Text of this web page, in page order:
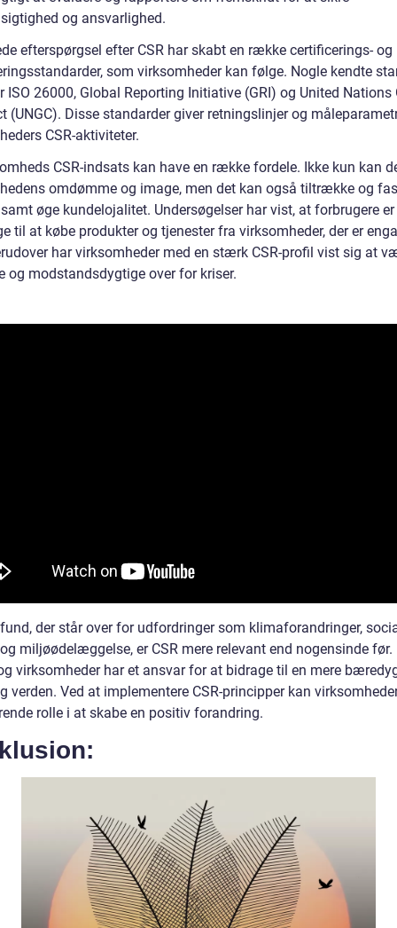
og ansvarlighed.
efterspørgsel efter CSR har skabt en række certificerings- og
som virksomheder kan følge. Nogle kendte
ISO 26000, Global Reporting Initiative (GRI) og United Nations
(UNGC). Disse standarder giver retningslinjer og
CSR-aktiviteter.
CSR-indsats kan have en række fordele. Ikke kun kan
omdømme og image, men det kan også tiltrække og
øge kundelojalitet. Undersøgelser har vist, at forbrugere er
til at købe produkter og tjenester fra virksomheder, der er
har virksomheder med en stærk CSR-profil vist sig at
og modstandsdygtige over for kriser.
der står over for udfordringer som klimaforandringer,
miljøødelæggelse, er CSR mere relevant end nogensinde før.
virksomheder har et ansvar for at bidrage til en mere
verden. Ved at implementere CSR-principper kan
rolle i at skabe en positiv forandring.